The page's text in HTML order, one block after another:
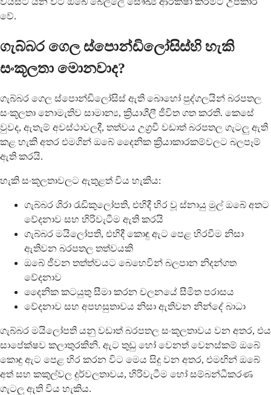
වේ.
ගැබ්බර ගෙල ස්පොන්ඩිලෝසිස්හි හැකි
සංකූලතා මොනවාද?
ගැබ්බර ගෙල ස්පොන්ඩිලෝසිස් ඇති බොහෝ පුද්ගලයින් බරපතල
සංකූලතා නොමැතිව සාමාන්‍ය, ක්‍රියාශීලී ජීවිත ගත කරති. කෙසේ
වුවද, ඇතැම් අවස්ථාවලදී, තත්වය උග්‍රවී වඩාත් බරපතල ගැටලු ඇති
කළ හැකි අතර එමගින් ඔබේ දෛනික ක්‍රියාකාරකම්වලට බලපෑම්
ඇති කරයි.
හැකි සංකූලතාවලට ඇතුළත් විය හැකිය:
ගැබ්බර ශිරා රැඩිකුලෝපති, එහිදී හිර වූ ස්නායු මුල් ඔබේ අතට
වේදනාව සහ හිරිවැටීම ඇති කරයි
ගැබ්බර මයිලෝපති, එහිදී කොඳු ඇට පෙළ හිරවීම නිසා
ඇතිවන බරපතල තත්වයකි
ඔබේ ජීවන තත්ත්වයට බෙහෙවින් බලපාන නිදන්ගත
වේදනාව
දෛනික කටයුතු සීමා කරන චලනයේ සීමිත පරාසය
වේදනාව සහ අපහසුතාවය නිසා ඇතිවන නින්දේ බාධා
ගැබ්බර මයිලෝපති යනු වඩාත් බරපතල සංකූලතාවය වන අතර, එය
සාපේක්ෂව කලාතුරකිනි. ඇට තුඩු හෝ වෙනත් වෙනස්කම් ඔබේ
කොඳු ඇට පෙළ හිර කරන විට මෙය සිදු වන අතර, එමඟින් ඔබේ
අත් සහ කකුල්වල දුර්වලතාවය, හිරිවැටීම හෝ සම්බන්ධීකරණ
ගැටලු ඇති විය හැකිය.